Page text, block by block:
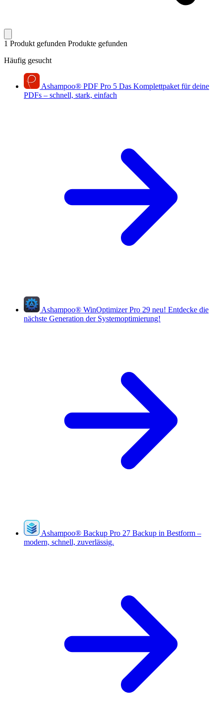
1 Produkt gefunden Produkte gefunden
Häufig gesucht
Ashampoo® PDF Pro 5 Das Komplettpaket für deine
PDFs – schnell, stark, einfach
Ashampoo® WinOptimizer Pro 29 neu! Entdecke die
nächste Generation der Systemoptimierung!
Ashampoo® Backup Pro 27 Backup in Bestform –
modern, schnell, zuverlässig.